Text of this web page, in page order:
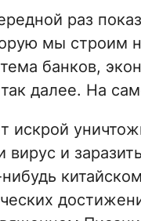
раз
мы строим
банков,
далее. На
и